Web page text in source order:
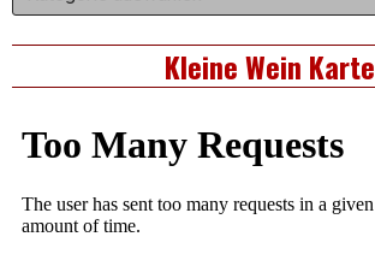
Bosso
Baroncini
Kleine Wein Karte